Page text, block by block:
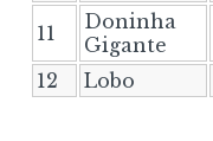
11
Doninha
Gigante
12
Lobo